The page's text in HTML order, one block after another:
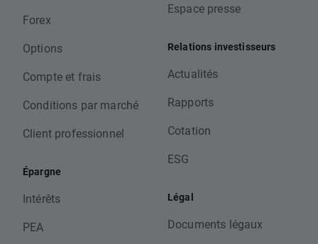
Forex
Options
Compte et frais
Conditions par marché
Client professionnel
Épargne
Intérêts
PEA
Espace presse
Relations investisseurs
Actualités
Rapports
Cotation
ESG
Légal
Documents légaux